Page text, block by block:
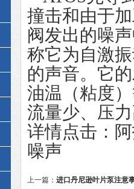
撞击和由于
阀发出的噪
称它为自激
的声音。它
油温（粘度
流量少、压
详情点击：
噪声
上一篇： 进口丹尼逊叶片泵注意